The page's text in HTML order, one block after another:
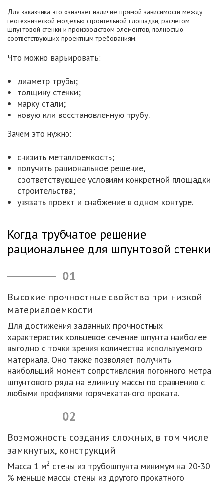
Для заказчика это означает наличие прямой зависимости между
геотехнической моделью строительной площадки, расчетом
шпунтовой стенки и производством элементов, полностью
соответствующих проектным требованиям.
Что можно варьировать:
диаметр трубы;
толщину стенки;
марку стали;
новую или восстановленную трубу.
Зачем это нужно:
снизить металлоемкость;
получить рациональное решение,
соответствующее условиям конкретной площадки
строительства;
увязать проект и снабжение в одном контуре.
Когда трубчатое решение
рациональнее для шпунтовой стенки
01
Высокие прочностные свойства при низкой
материалоемкости
Для достижения заданных прочностных
характеристик кольцевое сечение шпунта наиболее
выгодно с точки зрения количества используемого
материала. Оно также позволяет получить
наибольший момент сопротивления погонного метра
шпунтового ряда на единицу массы по сравнению с
любыми профилями горячекатаного проката.
02
Возможность создания сложных, в том числе
замкнутых, конструкций
Масса 1 м2 стены из трубошпунта минимум на 20-30
% меньше массы стены из другого прокатного